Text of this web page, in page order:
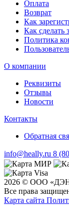
Оплата
Возврат
Как
Как сделать
Политика
О компании
Реквизиты
Отзывы
Новости
Контакты
Обратная
info@heally.ru 8
2026 © ООО
Все права
Карта сайта